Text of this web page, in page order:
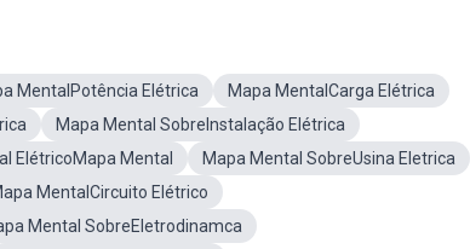
MentalPotência Elétrica
Mapa MentalCarga Elétrica
Mapa Mental SobreInstalação Elétrica
ElétricoMapa Mental
Mapa Mental SobreUsina Eletrica
MentalCircuito Elétrico
Mental SobreEletrodinamca